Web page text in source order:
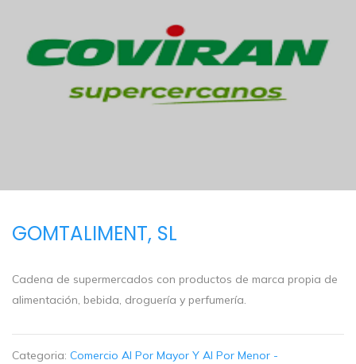
GOMTALIMENT, SL
Cadena de supermercados con productos de marca propia de
alimentación, bebida, droguería y perfumería.
Categoria: Comercio Al Por Mayor Y Al Por Menor -